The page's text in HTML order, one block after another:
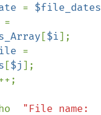
= $file_dates
[$i];
[$j];
++;
echo